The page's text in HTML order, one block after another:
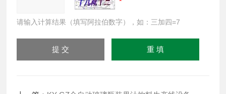
请输入计算结果（填写阿拉伯数字），如：三加四=7